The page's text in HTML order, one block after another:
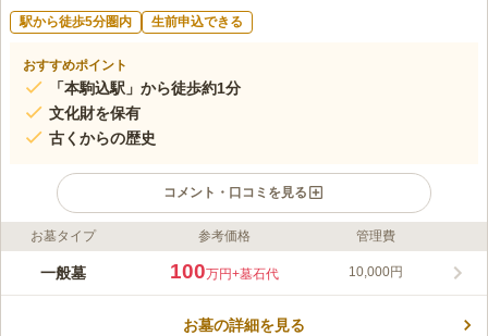
駅から徒歩5分圏内 生前申込できる
おすすめポイント
「本駒込駅」から徒歩約1分
文化財を保有
古くからの歴史
コメント・口コミを見る
ライフドット編集部のコメント
文京区向丘に位置する光林寺は、文京区指定史跡の緒方洪庵墓、
で。 最寄り駅は、東京メトロ南北線「本駒込駅」から徒歩1分と
お墓タイプ 参考価格 管理費
一般墓 100万円+墓石代 10,000円
お墓の詳細を見る